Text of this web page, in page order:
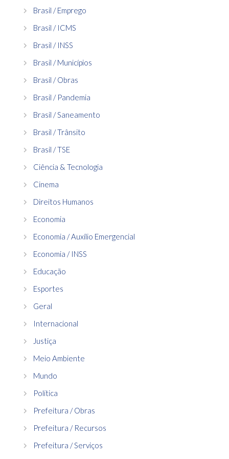
Brasil / Emprego
Brasil / ICMS
Brasil / INSS
Brasil / Municípios
Brasil / Obras
Brasil / Pandemia
Brasil / Saneamento
Brasil / Trânsito
Brasil / TSE
Ciência & Tecnologia
Cinema
Direitos Humanos
Economia
Economia / Auxílio Emergencial
Economia / INSS
Educação
Esportes
Geral
Internacional
Justiça
Meio Ambiente
Mundo
Política
Prefeitura / Obras
Prefeitura / Recursos
Prefeitura / Serviços